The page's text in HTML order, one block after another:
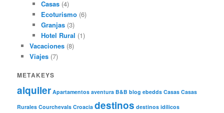
Casas(4)
Ecoturismo(6)
Granjas(3)
Hotel Rural (1)
Vacaciones (8)
Viajes (7)
METAKEYS
alquiler Apartamentos aventura B&B blog ebedds Casas Casas
Rurales Courchevals Croacia destinos destinos idílicos